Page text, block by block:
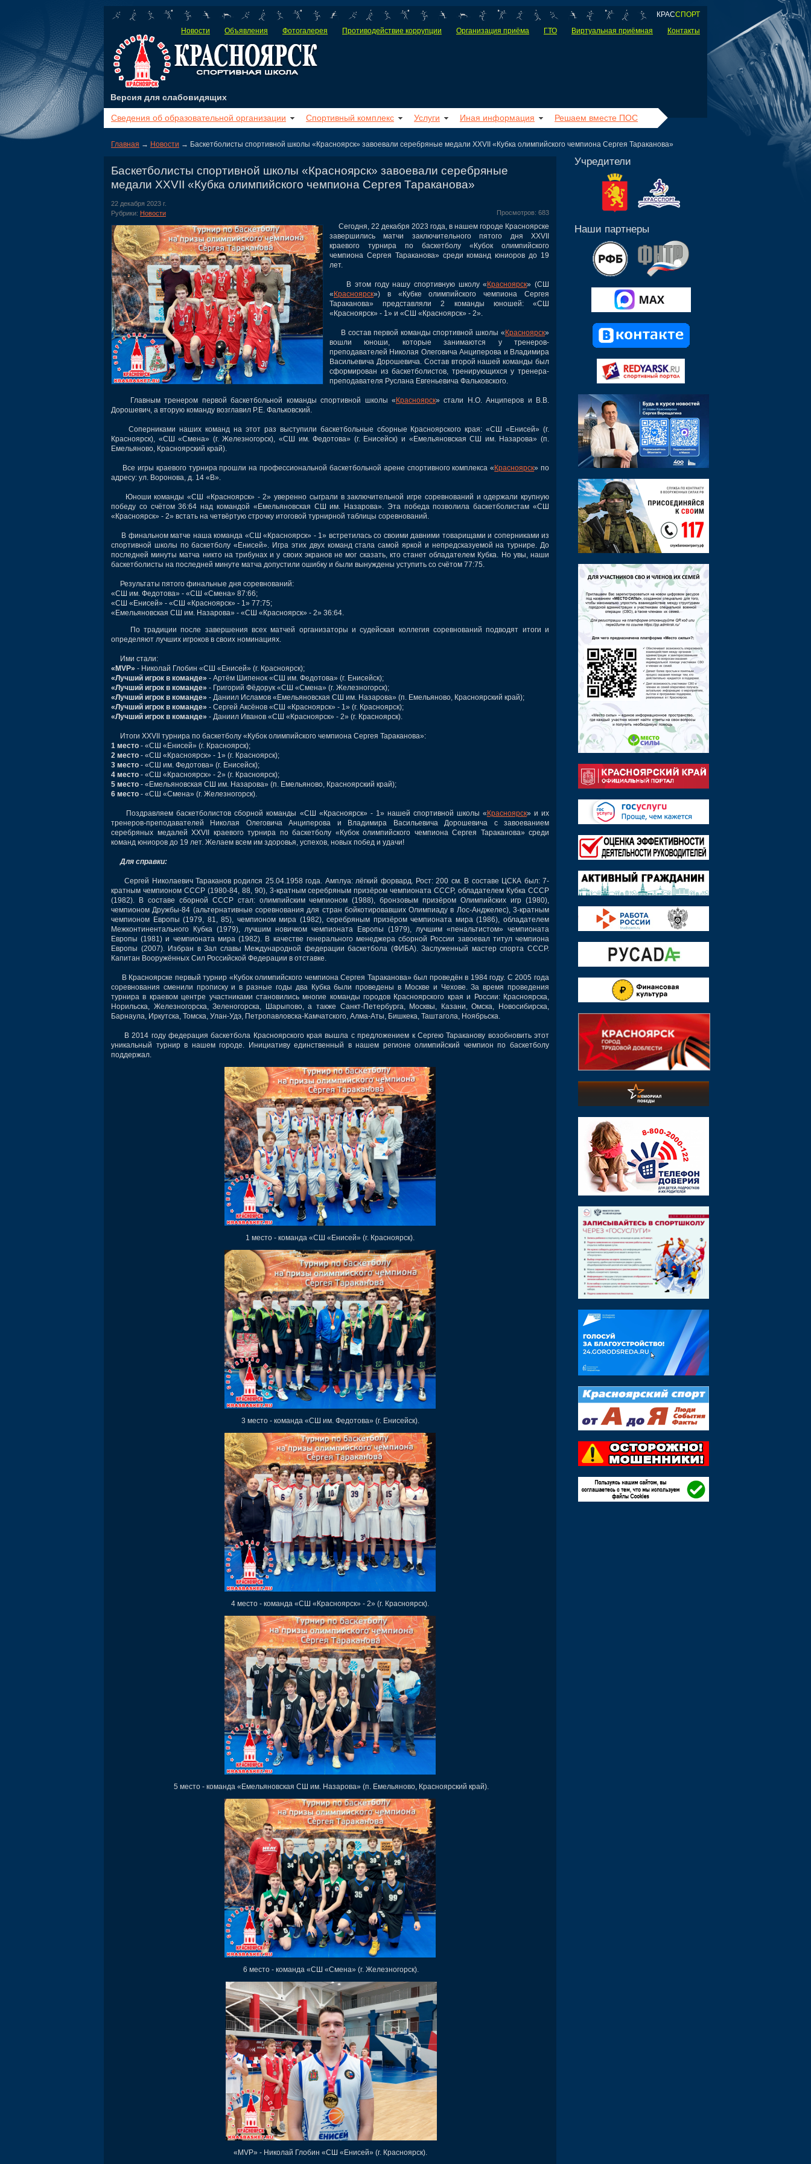
КРАССПОРТ
Новости
Объявления Фотогалерея Противодействие коррупции Организация приёма ГТО Виртуальная приёмная Контакты
Версия для слабовидящих
Сведения об образовательной организации Спортивный комплекс Услуги Иная информация Решаем вместе ПОС
Главная → Новости → Баскетболисты спортивной школы «Красноярск» завоевали серебряные медали XXVII «Кубка олимпийского чемпиона Сергея Тараканова»
Баскетболисты спортивной школы «Красноярск» завоевали серебряные
медали XXVII «Кубка олимпийского чемпиона Сергея Тараканова»
22 декабря 2023 г.
Рубрики: Новости Просмотров: 683
Сегодня, 22 декабря 2023 года, в нашем городе Красноярске
завершились матчи заключительного пятого дня XXVII
краевого турнира по баскетболу «Кубок олимпийского
чемпиона Сергея Тараканова» среди команд юниоров до 19
лет.
В этом году нашу спортивную школу «Красноярск» (СШ
«Красноярск») в «Кубке олимпийского чемпиона Сергея
Тараканова» представляли 2 команды юношей: «СШ
«Красноярск» - 1» и «СШ «Красноярск» - 2».
В состав первой команды спортивной школы «Красноярск»
вошли юноши, которые занимаются у тренеров-
преподавателей Николая Олеговича Анциперова и Владимира
Васильевича Дорошевича. Состав второй нашей команды был
сформирован из баскетболистов, тренирующихся у тренера-
преподавателя Руслана Евгеньевича Фальковского.
Главным тренером первой баскетбольной команды спортивной школы «Красноярск» стали Н.О. Анциперов и В.В.
Дорошевич, а вторую команду возглавил Р.Е. Фальковский.
Соперниками наших команд на этот раз выступили баскетбольные сборные Красноярского края: «СШ «Енисей» (г.
Красноярск), «СШ «Смена» (г. Железногорск), «СШ им. Федотова» (г. Енисейск) и «Емельяновская СШ им. Назарова» (п.
Емельяново, Красноярский край).
Все игры краевого турнира прошли на профессиональной баскетбольной арене спортивного комплекса «Красноярск» по
адресу: ул. Воронова, д. 14 «В».
Юноши команды «СШ «Красноярск» - 2» уверенно сыграли в заключительной игре соревнований и одержали крупную
победу со счётом 36:64 над командой «Емельяновская СШ им. Назарова». Эта победа позволила баскетболистам «СШ
«Красноярск» - 2» встать на четвёртую строчку итоговой турнирной таблицы соревнований.
В финальном матче наша команда «СШ «Красноярск» - 1» встретилась со своими давними товарищами и соперниками из
спортивной школы по баскетболу «Енисей». Игра этих двух команд стала самой яркой и непредсказуемой на турнире. До
последней минуты матча никто на трибунах и у своих экранов не мог сказать, кто станет обладателем Кубка. Но увы, наши
баскетболисты на последней минуте матча допустили ошибку и были вынуждены уступить со счётом 77:75.
Результаты пятого финальные дня соревнований:
«СШ им. Федотова» - «СШ «Смена» 87:66;
«СШ «Енисей» - «СШ «Красноярск» - 1» 77:75;
«Емельяновская СШ им. Назарова» - «СШ «Красноярск» - 2» 36:64.
По традиции после завершения всех матчей организаторы и судейская коллегия соревнований подводят итоги и
определяют лучших игроков в своих номинациях.
Ими стали:
«MVP» - Николай Глобин «СШ «Енисей» (г. Красноярск);
«Лучший игрок в команде» - Артём Шипенок «СШ им. Федотова» (г. Енисейск);
«Лучший игрок в команде» - Григорий Фёдорук «СШ «Смена» (г. Железногорск);
«Лучший игрок в команде» - Даниил Исламов «Емельяновская СШ им. Назарова» (п. Емельяново, Красноярский край);
«Лучший игрок в команде» - Сергей Аксёнов «СШ «Красноярск» - 1» (г. Красноярск);
«Лучший игрок в команде» - Даниил Иванов «СШ «Красноярск» - 2» (г. Красноярск).
Итоги XXVII турнира по баскетболу «Кубок олимпийского чемпиона Сергея Тараканова»:
1 место - «СШ «Енисей» (г. Красноярск);
2 место - «СШ «Красноярск» - 1» (г. Красноярск);
3 место - «СШ им. Федотова» (г. Енисейск);
4 место - «СШ «Красноярск» - 2» (г. Красноярск);
5 место - «Емельяновская СШ им. Назарова» (п. Емельяново, Красноярский край);
6 место - «СШ «Смена» (г. Железногорск).
Поздравляем баскетболистов сборной команды «СШ «Красноярск» - 1» нашей спортивной школы «Красноярск» и их
тренеров-преподавателей Николая Олеговича Анциперова и Владимира Васильевича Дорошевича с завоеванием
серебряных медалей XXVII краевого турнира по баскетболу «Кубок олимпийского чемпиона Сергея Тараканова» среди
команд юниоров до 19 лет. Желаем всем им здоровья, успехов, новых побед и удачи!
Для справки:
Сергей Николаевич Тараканов родился 25.04.1958 года. Амплуа: лёгкий форвард. Рост: 200 см. В составе ЦСКА был: 7-
кратным чемпионом СССР (1980-84, 88, 90), 3-кратным серебряным призёром чемпионата СССР, обладателем Кубка СССР
(1982). В составе сборной СССР стал: олимпийским чемпионом (1988), бронзовым призёром Олимпийских игр (1980),
чемпионом Дружбы-84 (альтернативные соревнования для стран бойкотировавших Олимпиаду в Лос-Анджелес), 3-кратным
чемпионом Европы (1979, 81, 85), чемпионом мира (1982), серебряным призёром чемпионата мира (1986), обладателем
Межконтинентального Кубка (1979), лучшим новичком чемпионата Европы (1979), лучшим «пенальтистом» чемпионата
Европы (1981) и чемпионата мира (1982). В качестве генерального менеджера сборной России завоевал титул чемпиона
Европы (2007). Избран в Зал славы Международной федерации баскетбола (ФИБА). Заслуженный мастер спорта СССР.
Капитан Вооружённых Сил Российской Федерации в отставке.
В Красноярске первый турнир «Кубок олимпийского чемпиона Сергея Тараканова» был проведён в 1984 году. С 2005 года
соревнования сменили прописку и в разные годы два Кубка были проведены в Москве и Чехове. За время проведения
турнира в краевом центре участниками становились многие команды городов Красноярского края и России: Красноярска,
Норильска, Железногорска, Зеленогорска, Шарыпово, а также Санкт-Петербурга, Москвы, Казани, Омска, Новосибирска,
Барнаула, Иркутска, Томска, Улан-Удэ, Петропавловска-Камчатского, Алма-Аты, Бишкека, Таштагола, Ноябрьска.
В 2014 году федерация баскетбола Красноярского края вышла с предложением к Сергею Тараканову возобновить этот
уникальный турнир в нашем городе. Инициативу единственный в нашем регионе олимпийский чемпион по баскетболу
поддержал.
1 место - команда «СШ «Енисей» (г. Красноярск).
3 место - команда «СШ им. Федотова» (г. Енисейск).
4 место - команда «СШ «Красноярск» - 2» (г. Красноярск).
5 место - команда «Емельяновская СШ им. Назарова» (п. Емельяново, Красноярский край).
6 место - команда «СШ «Смена» (г. Железногорск).
«MVP» - Николай Глобин «СШ «Енисей» (г. Красноярск).
Учредители
Наши партнеры